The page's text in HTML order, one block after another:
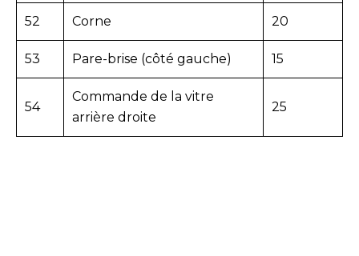
52 Corne 20
53 Pare-brise (côté gauche) 15
54
Commande de la vitre
arrière droite
25